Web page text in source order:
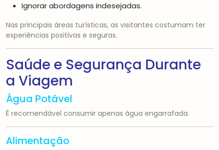
Ignorar abordagens indesejadas.
Nas principais áreas turísticas, as visitantes costumam ter
experiências positivas e seguras.
Saúde e Segurança Durante
a Viagem
Água Potável
É recomendável consumir apenas água engarrafada.
Alimentação